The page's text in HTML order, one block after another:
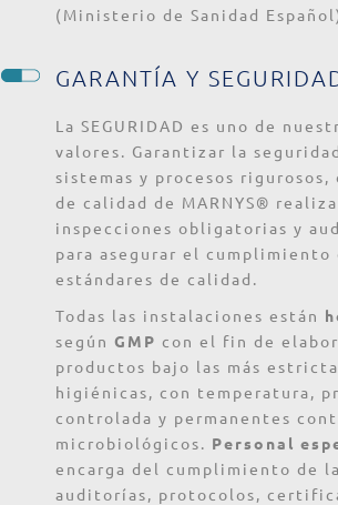
(Ministerio de Sanidad
GARANTÍA Y
La SEGURIDAD es uno de
valores. Garantizar la
sistemas y procesos
de calidad de MARNYS®
inspecciones obligatorias y
para asegurar el cumplimiento
estándares de calidad.
Todas las instalaciones están
según GMP con el fin de
productos bajo las más
higiénicas, con temperatura,
controlada y permanentes
microbiológicos. Personal
encarga del cumplimiento de
auditorías, protocolos,